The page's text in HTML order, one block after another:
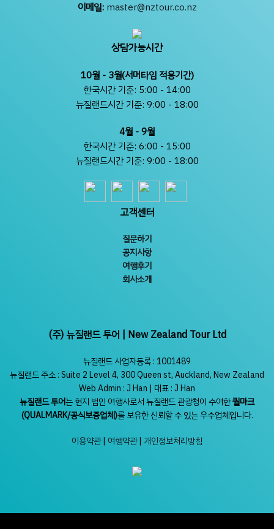
(주) 뉴질랜드 투어 | New Zealand Tour Ltd
뉴질랜드 사업자등록 : 1001489
뉴질랜드 주소 : Suite 2 Level 4, 300 Queen st, Auckland, New Zealand
Web Admin : J Han | 대표 : J Han
뉴질랜드 투어는 현지 법인 여행사로서 뉴질랜드 관광청이 수여한퀄마크
(QUALMARK/공식보증업체)를 보유한 신뢰할 수 있는 우수업체입니다.
이용약관| 여행약관| 개인정보처리방침
이메일: master@nztour.co.nz
상담가능시간
10월 - 3월(서머타임 적용기간)
한국시간 기준: 5:00 - 14:00
뉴질랜드시간 기준: 9:00 - 18:00
4월 - 9월
한국시간 기준: 6:00 - 15:00
뉴질랜드시간 기준: 9:00 - 18:00
고객센터
질문하기
공지사항
여행후기
회사소개